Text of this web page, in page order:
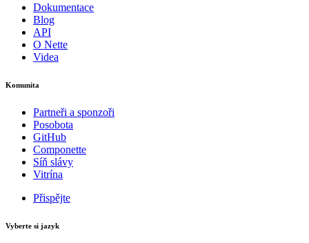
Dokumentace
Blog
API
O Nette
Videa
Komunita
Partneři a sponzoři
Posobota
GitHub
Componette
Síň slávy
Vitrína
Přispějte
Vyberte si jazyk